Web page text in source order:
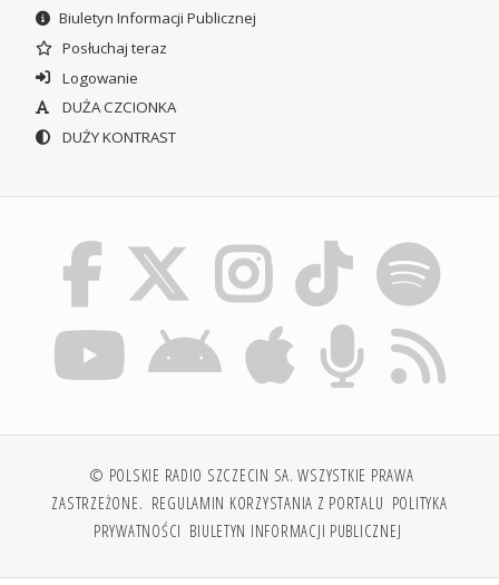
Biuletyn Informacji Publicznej
Posłuchaj teraz
Logowanie
DUŻA CZCIONKA
DUŻY KONTRAST
© POLSKIE RADIO SZCZECIN SA. WSZYSTKIE PRAWA
ZASTRZEŻONE. REGULAMIN KORZYSTANIA Z PORTALU POLITYKA
PRYWATNOŚCI BIULETYN INFORMACJI PUBLICZNEJ